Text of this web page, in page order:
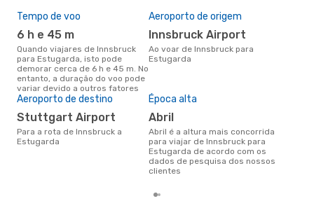
Tempo de voo
6 h e 45 m
Quando viajares de Innsbruck
para Estugarda, isto pode
demorar cerca de 6 h e 45 m. No
entanto, a duração do voo pode
variar devido a outros fatores
Aeroporto de origem
Innsbruck Airport
Ao voar de Innsbruck para
Estugarda
Aeroporto de destino
Stuttgart Airport
Para a rota de Innsbruck a
Estugarda
Época alta
abril
abril é a altura mais concorrida
para viajar de Innsbruck para
Estugarda de acordo com os
dados de pesquisa dos nossos
clientes